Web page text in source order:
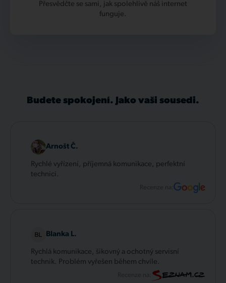
Přesvědčte se sami, jak spolehlivě náš internet
funguje.
Budete spokojení. Jako vaši sousedi.
Arnošt Č.
Rychlé vyřízení, příjemná komunikace, perfektní
technici.
Recenze na:
Blanka L.
Rychlá komunikace, šikovný a ochotný servisní
technik. Problém vyřešen během chvíle.